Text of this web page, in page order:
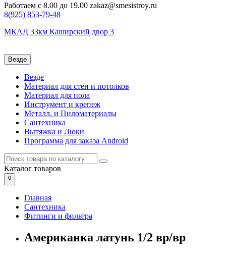
Работаем с 8.00 до 19.00 zakaz@smesistroy.ru
8(925) 853-79-48
МКАД 33км Каширский двор 3
Везде
Везде
Материал для стен и потолков
Материал для пола
Инструмент и крепеж
Металл. и Пиломатериалы
Сантехника
Вытяжка и Люки
Программа для заказа Android
Каталог товаров
0
Главная
Сантехника
Фитинги и фильтра
Американка латунь 1/2 вр/вр